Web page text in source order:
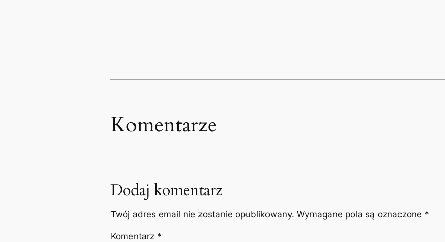
Komentarze
Dodaj komentarz
Twój adres email nie zostanie opublikowany. Wymagane pola są oznaczone *
Komentarz *